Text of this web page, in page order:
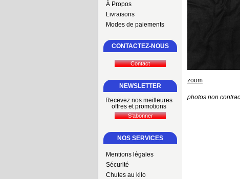
À Propos
Livraisons
Modes de paiements
CONTACTEZ-NOUS
NEWSLETTER
Recevez nos meilleures
offres et promotions
NOS SERVICES
Mentions légales
Sécurité
Chutes au kilo
zoom
photos non